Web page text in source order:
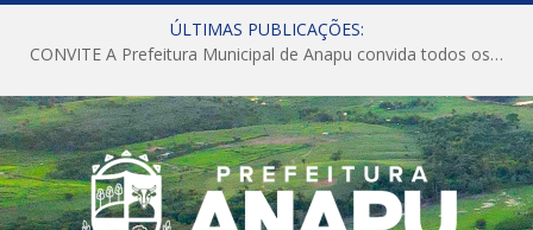
ÚLTIMAS PUBLICAÇÕES:
CONVITE A Prefeitura Municipal de Anapu convida todos os servidores públicos municipais para participarem da Audiência Pública de discussão da Lei de Diretrizes Orçamentárias (LDO), importante instrumento de planejamento das ações e investimentos da Administração Pública para o próximo exercício financeiro.